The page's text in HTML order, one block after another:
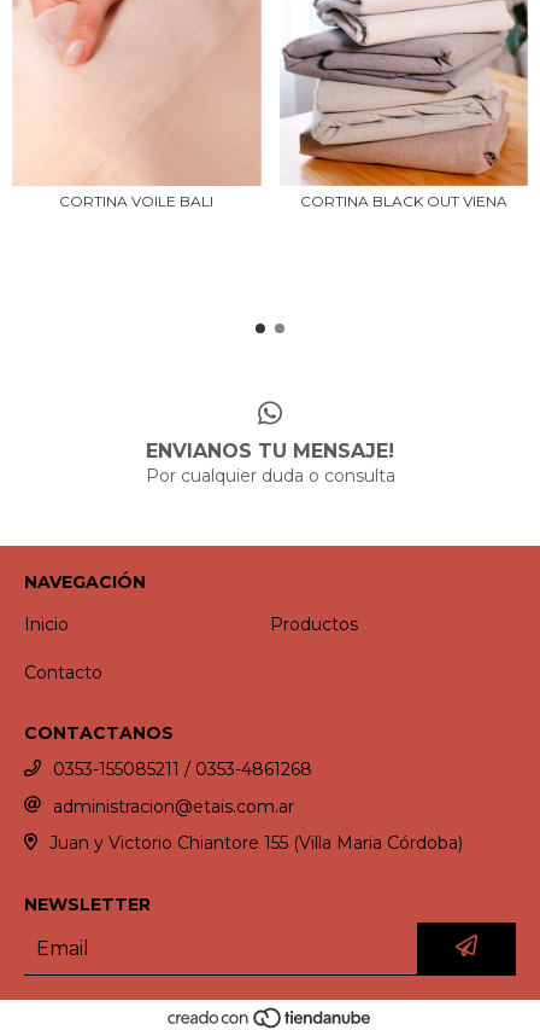
CORTINA VOILE BALI CORTINA BLACK OUT VIENA
ENVIANOS TU MENSAJE!
Por cualquier duda o consulta
NAVEGACIÓN
Inicio
Productos
Contacto
CONTACTANOS
0353-155085211 / 0353-4861268
administracion@etais.com.ar
Juan y Victorio Chiantore 155 (Villa Maria Córdoba)
NEWSLETTER